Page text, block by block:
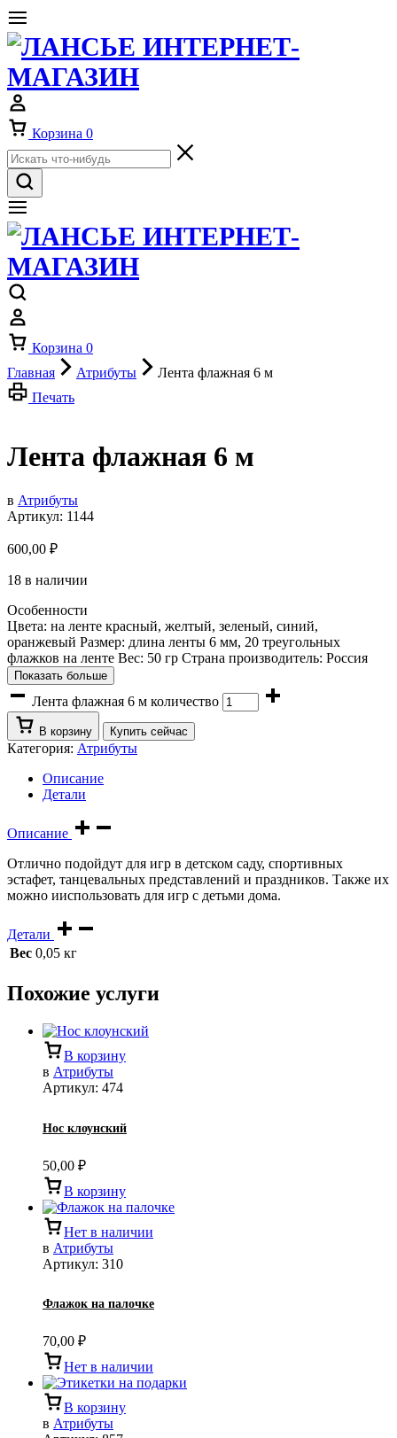
Корзина 0
Корзина 0
Главная
Атрибуты
Лента флажная 6 м
Печать
Лента флажная 6 м
в Атрибуты
Артикул: 1144
600,00 ₽
18 в наличии
Особенности
Цвета: на ленте красный, желтый, зеленый, синий,
оранжевый Размер: длина ленты 6 мм, 20 треугольных
флажков на ленте Вес: 50 гр Страна производитель: Россия
Показать больше
Лента флажная 6 м количество
В корзину Купить сейчас
Категория: Атрибуты
Описание
Детали
Описание
Отлично подойдут для игр в детском саду, спортивных
эстафет, танцевальных представлений и праздников. Также их
можно ииспользовать для игр с детьми дома.
Детали
Вес 0,05 кг
Похожие услуги
В корзину
в Атрибуты
Артикул: 474
Нос клоунский
50,00 ₽
В корзину
Нет в наличии
в Атрибуты
Артикул: 310
Флажок на палочке
70,00 ₽
Нет в наличии
В корзину
в Атрибуты